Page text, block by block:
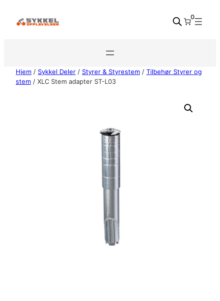
0
Hjem / Sykkel Deler / Styrer & Styrestem / Tilbehør Styrer og
stem / XLC Stem adapter ST-L03